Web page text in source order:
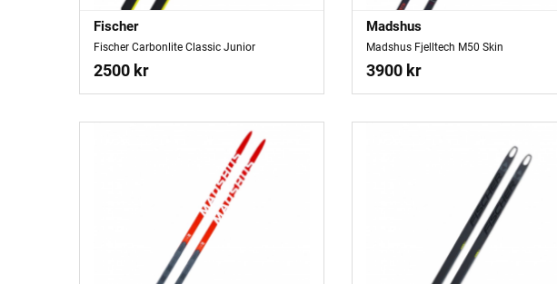
Fischer
Fischer Carbonlite Classic Junior
2500 kr
Madshus
Madshus Fjelltech M50 Skin
3900 kr